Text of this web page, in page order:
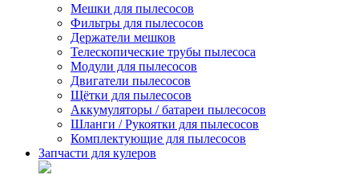
Мешки для пылесосов
Фильтры для пылесосов
Держатели мешков
Телескопические трубы пылесоса
Модули для пылесосов
Двигатели пылесосов
Щётки для пылесосов
Аккумуляторы / батареи пылесосов
Шланги / Рукоятки для пылесосов
Комплектующие для пылесосов
Запчасти для кулеров